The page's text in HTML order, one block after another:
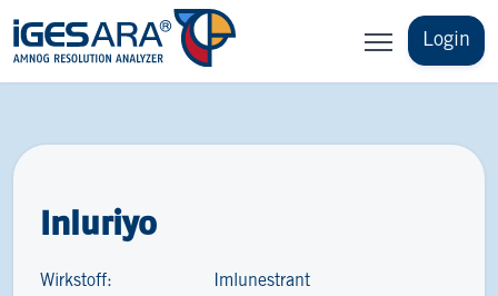
Login
Inluriyo
Wirkstoff: Imlunestrant